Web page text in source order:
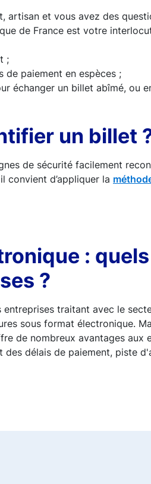
artisan et vous avez des
de France est votre
;
de paiement en espèces ;
échanger un billet abîmé, ou
un billet
de sécurité facilement
convient d’appliquer la
:
?
traitant avec le
sous format électronique.
de nombreux avantages aux
délais de paiement, piste